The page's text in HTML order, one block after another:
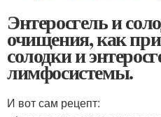
Энтеросгель и
очищения, как
солодки и
лимфосистемы.
И вот сам рецепт: